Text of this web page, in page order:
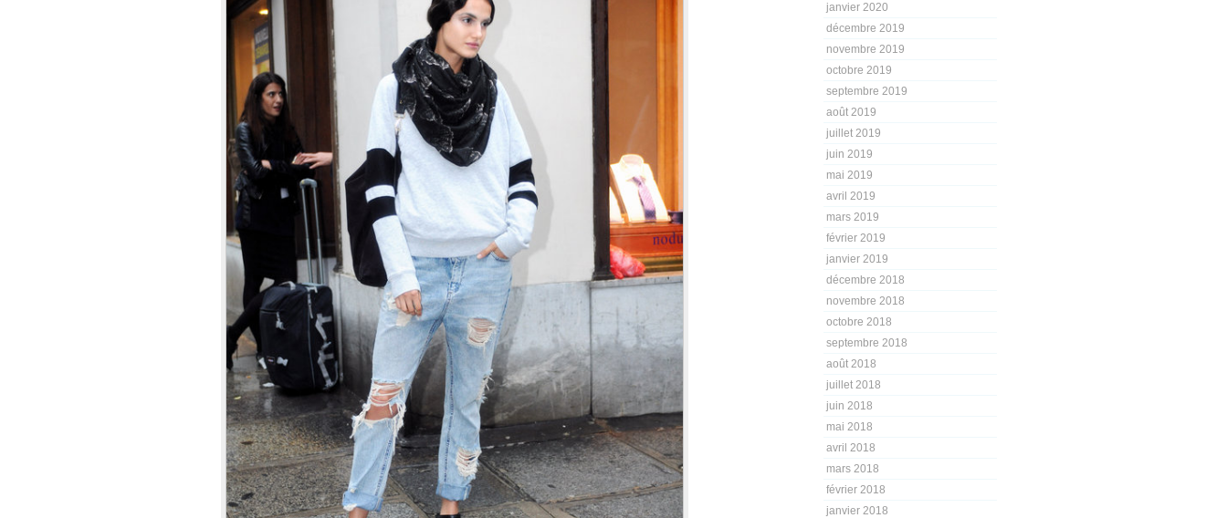
janvier 2020
décembre 2019
novembre 2019
octobre 2019
septembre 2019
août 2019
juillet 2019
juin 2019
mai 2019
avril 2019
mars 2019
février 2019
janvier 2019
décembre 2018
novembre 2018
octobre 2018
septembre 2018
août 2018
juillet 2018
juin 2018
mai 2018
avril 2018
mars 2018
février 2018
janvier 2018